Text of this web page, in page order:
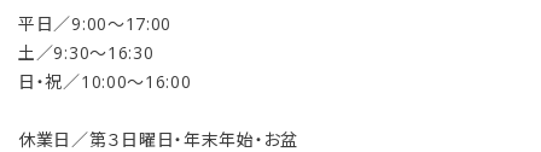
平日／9:00〜17:00
土／9:30〜16:30
日・祝／10:00〜16:00
休業日／第３日曜日・年末年始・お盆